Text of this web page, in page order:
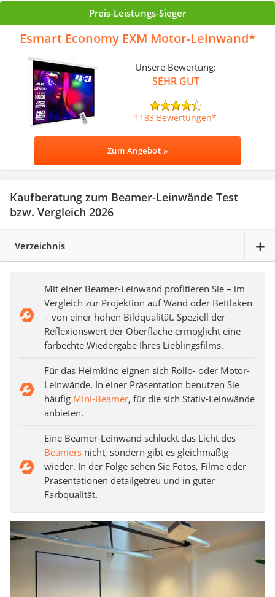
Preis-Leistungs-Sieger
Esmart Economy EXM Motor-Leinwand
Unsere Bewertung:
SEHR GUT
1183 Bewertungen
Zum Angebot »
Kaufberatung zum Beamer-Leinwände Test
bzw. Vergleich 2026
Verzeichnis
Mit einer Beamer-Leinwand profitieren Sie – im
Vergleich zur Projektion auf Wand oder Bettlaken
– von einer hohen Bildqualität. Speziell der
Reflexionswert der Oberfläche ermöglicht eine
farbechte Wiedergabe Ihres Lieblingsfilms.
Für das Heimkino eignen sich Rollo- oder Motor-
Leinwände. In einer Präsentation benutzen Sie
häufig Mini-Beamer, für die sich Stativ-Leinwände
anbieten.
Eine Beamer-Leinwand schluckt das Licht des
Beamers nicht, sondern gibt es gleichmäßig
wieder. In der Folge sehen Sie Fotos, Filme oder
Präsentationen detailgetreu und in guter
Farbqualität.